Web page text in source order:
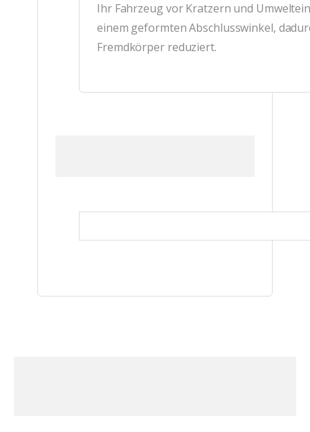
Ihr Fahrzeug vor Kratzern und
einem geformten Abschlusswinkel,
Fremdkörper reduziert.